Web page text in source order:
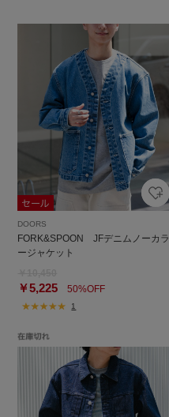
DOORS
FORK&SPOON JFデニムノーカラ
ージャケット
￥5,225 50%OFF
1